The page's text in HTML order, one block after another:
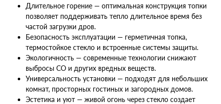
Длительное горение — оптимальная конструкция топки
позволяет поддерживать тепло длительное время без
частой загрузки дров.
Безопасность эксплуатации — герметичная топка,
термостойкое стекло и встроенные системы защиты.
Экологичность — современные технологии снижают
выбросы CO и других вредных веществ.
Универсальность установки — подходят для небольших
комнат, просторных гостиных и загородных домов.
Эстетика и уют — живой огонь через стекло создает